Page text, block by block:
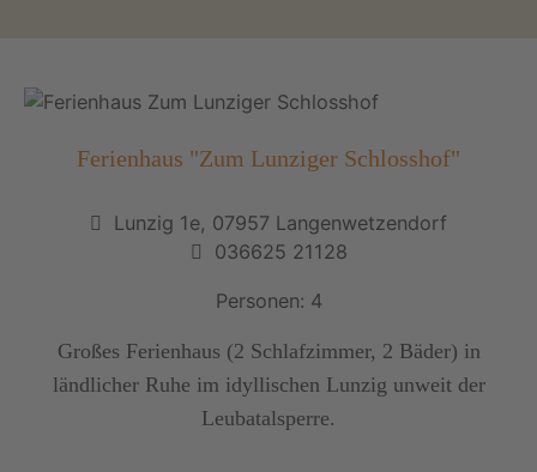
Ferienhaus "Zum Lunziger Schlosshof"
Lunzig 1e, 07957 Langenwetzendorf
036625 21128
Personen: 4
Großes Ferienhaus (2 Schlafzimmer, 2 Bäder) in
ländlicher Ruhe im idyllischen Lunzig unweit der
Leubatalsperre.